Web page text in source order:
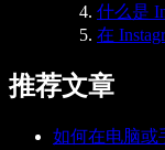
什么是
在
推荐文章
如何在电脑或